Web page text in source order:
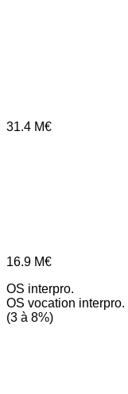
31.4 M€
16.9 M€
OS interpro.
OS vocation interpro.
(3 à 8%)